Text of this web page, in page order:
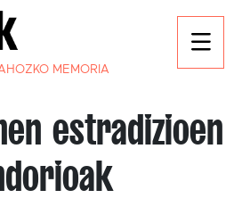
MEMORIA
estradizioen